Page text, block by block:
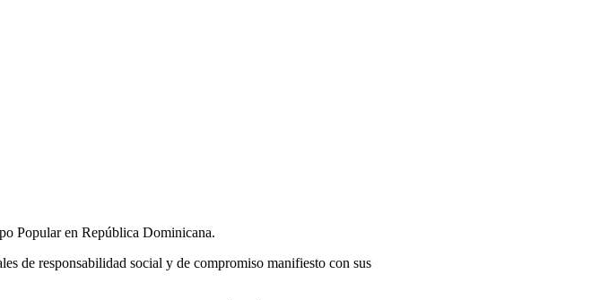
Popular en República Dominicana.
de responsabilidad social y de compromiso manifiesto con sus